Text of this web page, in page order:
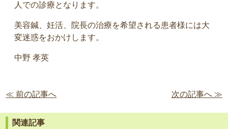
人での診療となります。
美容鍼、妊活、院長の治療を希望される患者様には大
変迷惑をおかけします。
中野 孝英
≪ 前の記事へ 次の記事へ ≫
関連記事